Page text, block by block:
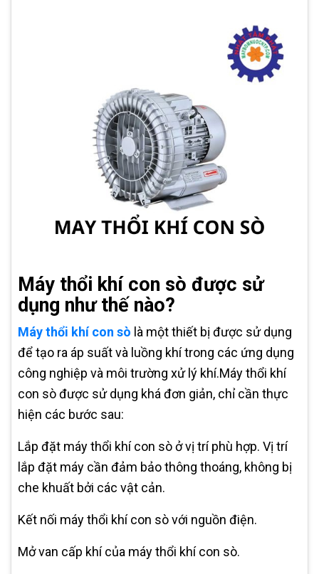
Máy thổi khí con sò được sử
dụng như thế nào?
Máy thổi khí con sò là một thiết bị được sử dụng
để tạo ra áp suất và luồng khí trong các ứng dụng
công nghiệp và môi trường xử lý khí.Máy thổi khí
con sò được sử dụng khá đơn giản, chỉ cần thực
hiện các bước sau:
Lắp đặt máy thổi khí con sò ở vị trí phù hợp. Vị trí
lắp đặt máy cần đảm bảo thông thoáng, không bị
che khuất bởi các vật cản.
Kết nối máy thổi khí con sò với nguồn điện.
Mở van cấp khí của máy thổi khí con sò.